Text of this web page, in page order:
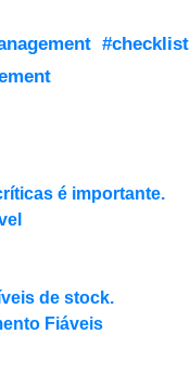
#checklist
é importante.
de stock.
Fiáveis